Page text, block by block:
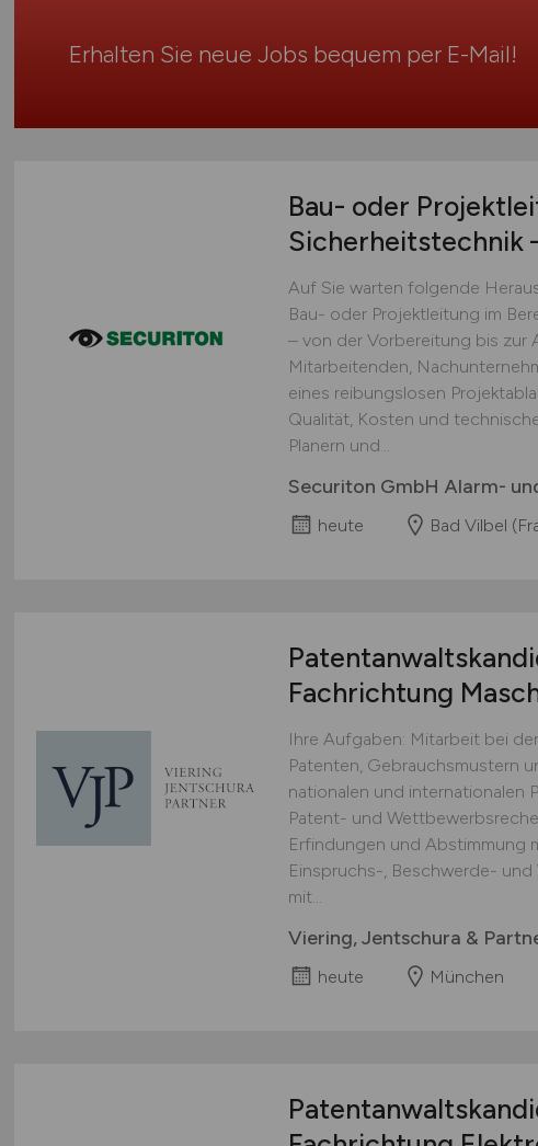
Erhalten Sie neue Jobs bequem per E-Mail!
Bau- oder
Sicherheitstechnik
Auf Sie warten folgende
Bau- oder Projektleitung im
– von der Vorbereitung bis zur
Mitarbeitenden,
eines reibungslosen
Qualität, Kosten und
Planern und...
Securiton GmbH Alarm-
heute Bad Vilbel
Fachrichtung
Ihre Aufgaben: Mitarbeit bei
Patenten, Gebrauchsmustern
nationalen und internationalen
Patent- und
Erfindungen und Abstimmung
Einspruchs-, Beschwerde-
mit...
Viering, Jentschura &
heute München